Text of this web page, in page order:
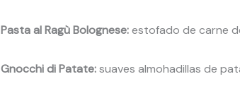
Pasta al Ragù Bolognese:estofado de carne
Gnocchi di Patate:suaves almohadillas de